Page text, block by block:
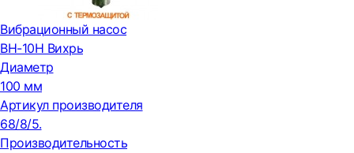
Вибрационный насос
ВН-10Н Вихрь
Диаметр
100 мм
Артикул производителя
68/8/5.
Производительность